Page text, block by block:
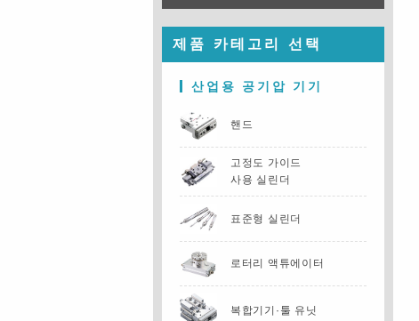
제품 카테고리 선택
산업용 공기압 기기
핸드
고정도 가이드
사용 실린더
표준형 실린더
로터리 액튜에이터
복합기기·툴 유닛